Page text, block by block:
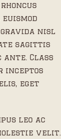
gravida nisl
sagittis
ante. Class
inceptos
eget
leo ac
velit.